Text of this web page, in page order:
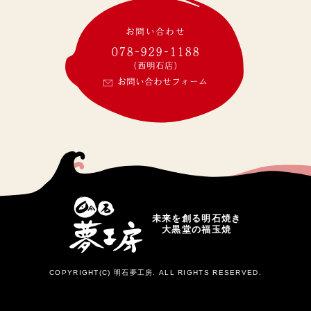
お問い合わせ
078-929-1188
(西明石店)
お問い合わせフォーム
未来を創る明石焼き
大黒堂の福玉焼
COPYRIGHT(C) 明石夢工房. ALL RIGHTS RESERVED.